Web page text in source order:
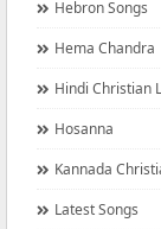
Hebron Songs
Hema Chandra
Hindi Christian
Hosanna
Kannada
Latest Songs